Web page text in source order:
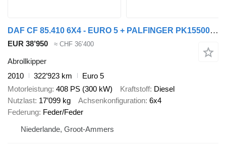
DAF CF 85.410 6X4 - EURO 5 + PALFINGER PK15500 + REMOTE + PALFINGER
EUR 38’950 ≈ CHF 36’400
Abrollkipper
2010
322’923 km
Euro 5
Motorleistung 408 PS (300 kW) Kraftstoff Diesel
Nutzlast 17’099 kg Achsenkonfiguration 6x4
Federung Feder/Feder
Niederlande, Groot-Ammers